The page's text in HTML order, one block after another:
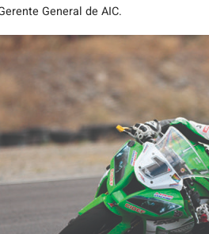
General de AIC.